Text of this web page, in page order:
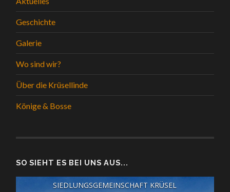
Geschichte
Galerie
Wo sind wir?
Über die Krüsellinde
Könige & Bosse
SO SIEHT ES BEI UNS AUS...
SIEDLUNGSGEMEINSCHAFT KRÜSEL